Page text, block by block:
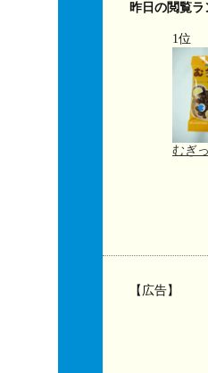
昨日の閲覧ラ
1位
むぎ
【広告】